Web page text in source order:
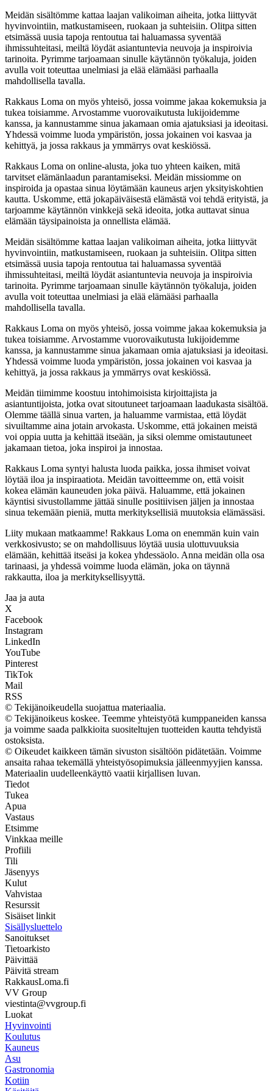
Meidän sisältömme kattaa laajan valikoiman aiheita, jotka liittyvät
hyvinvointiin, matkustamiseen, ruokaan ja suhteisiin. Olitpa sitten
etsimässä uusia tapoja rentoutua tai haluamassa syventää
ihmissuhteitasi, meiltä löydät asiantuntevia neuvoja ja inspiroivia
tarinoita. Pyrimme tarjoamaan sinulle käytännön työkaluja, joiden
avulla voit toteuttaa unelmiasi ja elää elämääsi parhaalla
mahdollisella tavalla.
Rakkaus Loma on myös yhteisö, jossa voimme jakaa kokemuksia ja
tukea toisiamme. Arvostamme vuorovaikutusta lukijoidemme
kanssa, ja kannustamme sinua jakamaan omia ajatuksiasi ja ideoitasi.
Yhdessä voimme luoda ympäristön, jossa jokainen voi kasvaa ja
kehittyä, ja jossa rakkaus ja ymmärrys ovat keskiössä.
Rakkaus Loma on online-alusta, joka tuo yhteen kaiken, mitä
tarvitset elämänlaadun parantamiseksi. Meidän missiomme on
inspiroida ja opastaa sinua löytämään kauneus arjen yksityiskohtien
kautta. Uskomme, että jokapäiväisestä elämästä voi tehdä erityistä, ja
tarjoamme käytännön vinkkejä sekä ideoita, jotka auttavat sinua
elämään täysipainoista ja onnellista elämää.
Meidän sisältömme kattaa laajan valikoiman aiheita, jotka liittyvät
hyvinvointiin, matkustamiseen, ruokaan ja suhteisiin. Olitpa sitten
etsimässä uusia tapoja rentoutua tai haluamassa syventää
ihmissuhteitasi, meiltä löydät asiantuntevia neuvoja ja inspiroivia
tarinoita. Pyrimme tarjoamaan sinulle käytännön työkaluja, joiden
avulla voit toteuttaa unelmiasi ja elää elämääsi parhaalla
mahdollisella tavalla.
Rakkaus Loma on myös yhteisö, jossa voimme jakaa kokemuksia ja
tukea toisiamme. Arvostamme vuorovaikutusta lukijoidemme
kanssa, ja kannustamme sinua jakamaan omia ajatuksiasi ja ideoitasi.
Yhdessä voimme luoda ympäristön, jossa jokainen voi kasvaa ja
kehittyä, ja jossa rakkaus ja ymmärrys ovat keskiössä.
Meidän tiimimme koostuu intohimoisista kirjoittajista ja
asiantuntijoista, jotka ovat sitoutuneet tarjoamaan laadukasta sisältöä.
Olemme täällä sinua varten, ja haluamme varmistaa, että löydät
sivuiltamme aina jotain arvokasta. Uskomme, että jokainen meistä
voi oppia uutta ja kehittää itseään, ja siksi olemme omistautuneet
jakamaan tietoa, joka inspiroi ja innostaa.
Rakkaus Loma syntyi halusta luoda paikka, jossa ihmiset voivat
löytää iloa ja inspiraatiota. Meidän tavoitteemme on, että voisit
kokea elämän kauneuden joka päivä. Haluamme, että jokainen
käyntisi sivustollamme jättää sinulle positiivisen jäljen ja innostaa
sinua tekemään pieniä, mutta merkityksellisiä muutoksia elämässäsi.
Liity mukaan matkaamme! Rakkaus Loma on enemmän kuin vain
verkkosivusto; se on mahdollisuus löytää uusia ulottuvuuksia
elämään, kehittää itseäsi ja kokea yhdessäolo. Anna meidän olla osa
tarinaasi, ja yhdessä voimme luoda elämän, joka on täynnä
rakkautta, iloa ja merkityksellisyyttä.
Jaa ja auta
X
Facebook
Instagram
LinkedIn
YouTube
Pinterest
TikTok
Mail
RSS
© Tekijänoikeudella suojattua materiaalia.
© Tekijänoikeus koskee. Teemme yhteistyötä kumppaneiden kanssa
ja voimme saada palkkioita suositeltujen tuotteiden kautta tehdyistä
ostoksista.
© Oikeudet kaikkeen tämän sivuston sisältöön pidätetään. Voimme
ansaita rahaa tekemällä yhteistyösopimuksia jälleenmyyjien kanssa.
Materiaalin uudelleenkäyttö vaatii kirjallisen luvan.
Tiedot
Tukea
Apua
Vastaus
Etsimme
Vinkkaa meille
Profiili
Tili
Jäsenyys
Kulut
Vahvistaa
Resurssit
Sisäiset linkit
Sisällysluettelo
Sanoitukset
Tietoarkisto
Päivittää
Päivitä stream
RakkausLoma.fi
VV Group
viestinta@vvgroup.fi
Luokat
Hyvinvointi
Koulutus
Kauneus
Asu
Gastronomia
Kotiin